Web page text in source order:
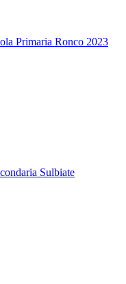
Primaria Ronco 2023
Sulbiate